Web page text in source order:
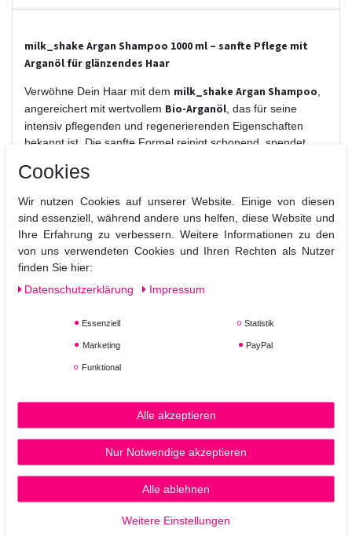
milk_shake Argan Shampoo 1000 ml – sanfte Pflege mit
Arganöl für glänzendes Haar
Verwöhne Dein Haar mit dem milk_shake Argan Shampoo
angereichert mit wertvollem Bio-Arganöl , das für seine
intensiv pflegenden und regenerierenden Eigenschaften
bekannt ist. Die sanfte Formel reinigt schonend, spendet
Dein Haar fühlt sich nicht nur geschmeidig an, sondern
Vorteile des milk_shake Argan Shampoos:
Mitreichhaltigem Arganölzur Stärkung und Pflege
Spendet intensive
Frizz, Trockenheit und Spliss
alle Haartypen
Anwendung:
perfektes Ergebnis mit demmilk_shake Argan Conditioner
kombinieren.
Cookies
Wir nutzen Cookies auf unserer Website. Einige von diesen
sind essenziell, während andere uns helfen, diese Website und
Ihre Erfahrung zu verbessern. Weitere Informationen zu den
von uns verwendeten Cookies und Ihren Rechten als Nutzer
finden Sie hier:
Daten­schutz­erklärung
Impressum
Essenziell Statistik
Marketing PayPal
Funktional
Alle akzeptieren
Nur Notwendige akzeptieren
Alle ablehnen
Weitere Einstellungen